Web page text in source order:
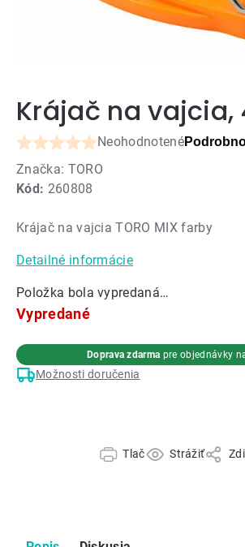
Krájač na vajcia,
Kód: 260808
Priemerné
hodnotenie
produktu
0,0
5
hviezdičiek.
Neohodnotené
Značka: TORO
Položka bola vypredaná…
Krájač na vajcia TORO MIX farby
Detailné informácie
Tlač Strážiť
Vypredané
Možnosti doručenia
Doprava zdarma pre objednávky